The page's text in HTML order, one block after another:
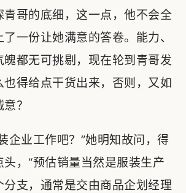
青哥的底细，这一点，他不会全
一份让她满意的答卷。能力、
魄都无可挑剔，现在轮到青哥发
也得给点干货出来，否则，又如
？
企业工作吧？”她明知故问，得
，“预估销量当然是服装生产
分支，通常是交由商品企划经理